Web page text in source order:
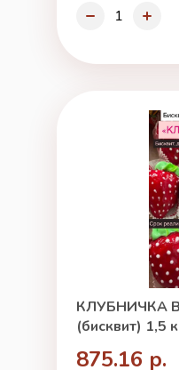
КЛУБНИЧКА
(бисквит) 1,5
875.16 р.